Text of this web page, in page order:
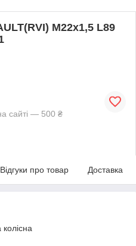
М22x1,5 L89
сайті — 500 ₴
Відгуки про товар Доставка